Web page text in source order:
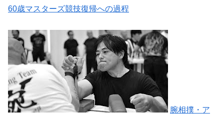
60歳マスターズ競技復帰への過程
腕相撲・ア